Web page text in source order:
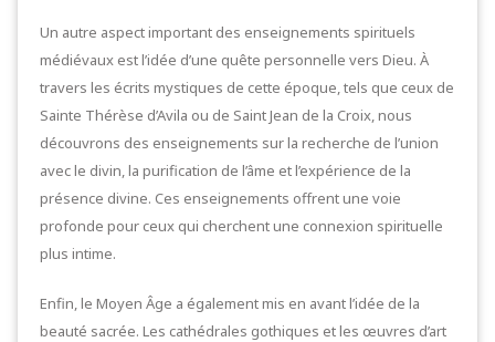
Un autre aspect important des enseignements spirituels
médiévaux est l’idée d’une quête personnelle vers Dieu. À
travers les écrits mystiques de cette époque, tels que ceux de
Sainte Thérèse d’Avila ou de Saint Jean de la Croix, nous
découvrons des enseignements sur la recherche de l’union
avec le divin, la purification de l’âme et l’expérience de la
présence divine. Ces enseignements offrent une voie
profonde pour ceux qui cherchent une connexion spirituelle
plus intime.
Enfin, le Moyen Âge a également mis en avant l’idée de la
beauté sacrée. Les cathédrales gothiques et les œuvres d’art